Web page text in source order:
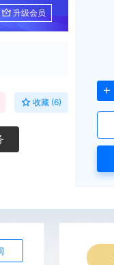
升级会员
收藏 (6)